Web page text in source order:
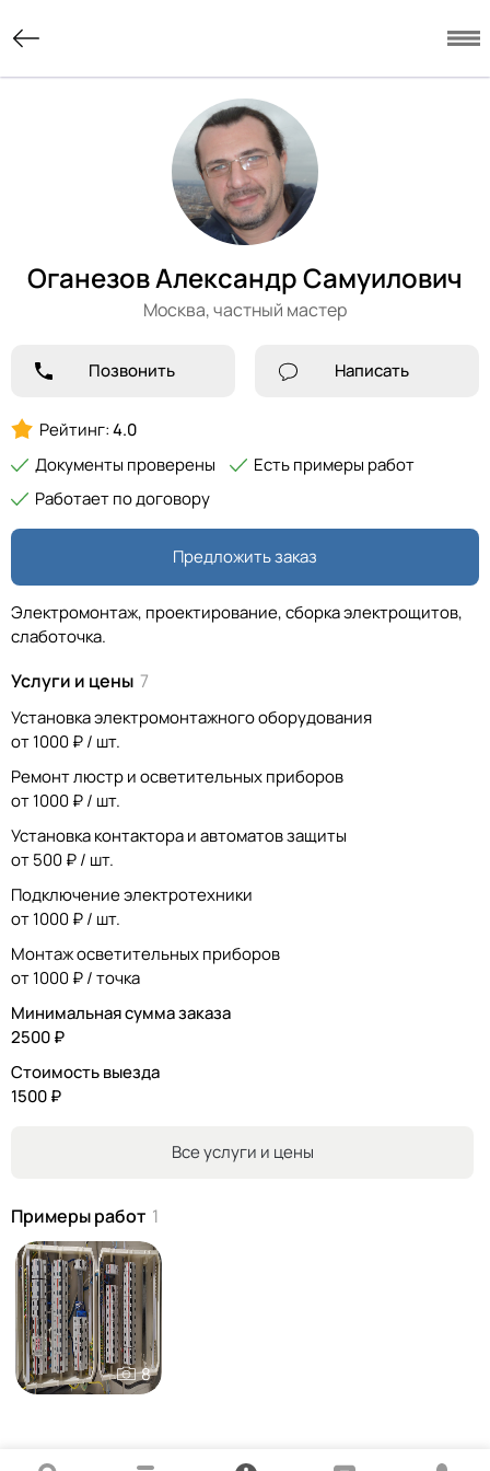
Оганезов Александр Самуилович
Москва,частный мастер
Позвонить Написать
Рейтинг:4.0
Документы проверены
Есть примеры работ
Работает по договору
Предложить заказ
Электромонтаж, проектирование, сборка электрощитов,
слаботочка.
Услуги и цены 7
Установка электромонтажного оборудования
от 1000 ₽ / шт.
Ремонт люстр и осветительных приборов
от 1000 ₽ / шт.
Установка контактора и автоматов защиты
от 500 ₽ / шт.
Подключение электротехники
от 1000 ₽ / шт.
Монтаж осветительных приборов
от 1000 ₽ / точка
Минимальная сумма заказа
2500 ₽
Стоимость выезда
1500 ₽
Все услуги и цены
Примеры работ 1
8